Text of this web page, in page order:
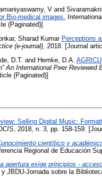
V and
Bio-medical images.
(Paginated)]
Sharad Kumar Perceptions
(e-journal) , 2018. [Journal
D.T. and Hemke, D.A.
An International Peer
(Paginated)]
Selling Digital Music:
, 2018, n. 3, pp. 158-159.
cientítico y
Regional de Educación
apertura exige principios -
y JBDU-Jornada sobre la